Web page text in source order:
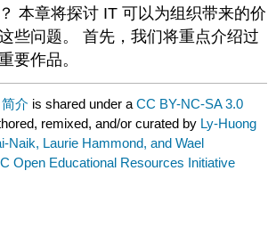
本章将探讨 IT 可以为组织带来的价
些问题。 首先，我们将重点介绍过
要作品。
介 is shared under aCC BY-NC-SA 3.0
remixed, and/or curated by Ly-Huong
Naik, Laurie Hammond, and Wael
Open Educational Resources Initiative